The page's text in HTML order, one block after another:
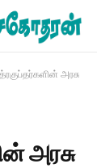
அரசு
அரசு